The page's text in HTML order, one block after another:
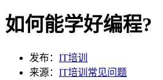
如何能学好编程?
发布： IT培训
来源： IT培训常见问题